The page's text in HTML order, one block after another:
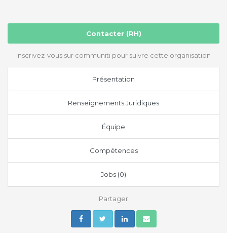
Contacter (RH)
Inscrivez-vous sur communiti pour suivre cette organisation
Présentation
Renseignements Juridiques
Équipe
Compétences
Jobs (0)
Partager